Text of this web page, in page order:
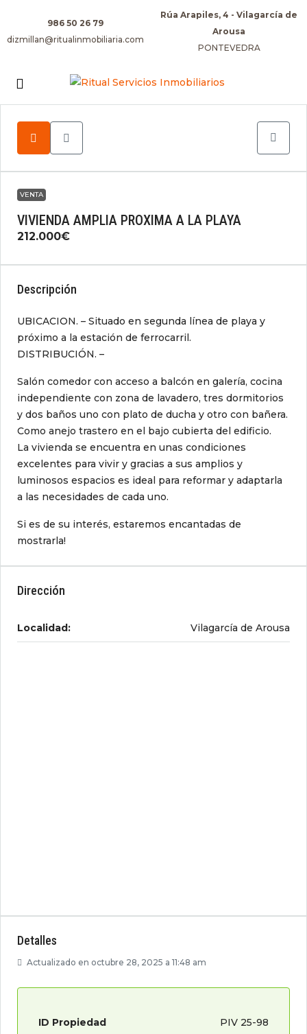
986 50 26 79
dizmillan@ritualinmobiliaria.com
Rúa Arapiles, 4 - Vilagarcía de
Arousa
PONTEVEDRA
VENTA
VIVIENDA AMPLIA PROXIMA A LA PLAYA
212.000€
Descripción
UBICACION. – Situado en segunda línea de playa y
próximo a la estación de ferrocarril.
DISTRIBUCIÓN. –
Salón comedor con acceso a balcón en galería, cocina
independiente con zona de lavadero, tres dormitorios
y dos baños uno con plato de ducha y otro con bañera.
Como anejo trastero en el bajo cubierta del edificio.
La vivienda se encuentra en unas condiciones
excelentes para vivir y gracias a sus amplios y
luminosos espacios es ideal para reformar y adaptarla
a las necesidades de cada uno.
Si es de su interés, estaremos encantadas de
mostrarla!
Dirección
Localidad: Vilagarcía de Arousa
Detalles
Actualizado en octubre 28, 2025 a 11:48 am
ID Propiedad PIV 25-98